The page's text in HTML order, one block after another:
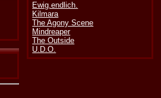
Ewig.endlich.
Kilmara
The Agony Scene
Mindreaper
The Outside
U.D.O.